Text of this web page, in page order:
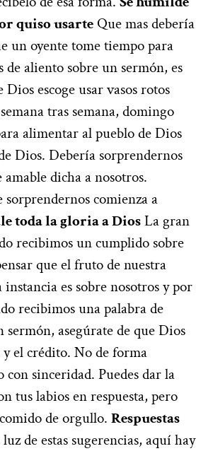
quiso usarte Que mas debería
un oyente tome tiempo para
de aliento sobre un sermón, es
Dios escoge usar vasos rotos
tras semana, domingo
alimentar al pueblo de Dios
Dios. Debería sorprendernos
amable dicha a nosotros.
sorprendernos comienza a
toda la gloria a DiosLa gran
recibimos un cumplido sobre
que el fruto de nuestra
es sobre nosotros y por
recibimos una palabra de
sermón, asegúrate de que Dios
el crédito. No de forma
con sinceridad. Puedes dar la
tus labios en respuesta, pero
de orgullo. Respuestas
de estas sugerencias, aquí hay